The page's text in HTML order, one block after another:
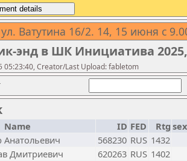
Ватутина 16/2. 14, 15 июня с
энд в ШК Инициатива
05:23:40, Creator/Last Upload: fabletom
Name ID FED Rtg sex
568230 RUS 1432
Дмитриевич 620263 RUS 1402